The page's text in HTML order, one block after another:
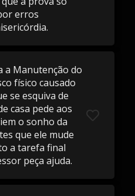
erros
a Manutenção do
físico causado
se esquiva de
casa pede aos
o sonho da
que ele mude
a tarefa final
peça ajuda.